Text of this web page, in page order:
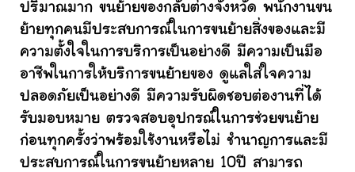
ปริมาณมาก ขนย้ายของกลับต่างจังหวัด พนักงานขน
ย้ายทุกคนมีประสบการณ์ในการขนย้ายสิ่งของและมี
ความตั้งใจในการบริการเป็นอย่างดี มีความเป็นมือ
อาชีพในการให้บริการขนย้ายของ ดูแลใส่ใจความ
ปลอดภัยเป็นอย่างดี มีความรับผิดชอบต่องานที่ได้
รับมอบหมาย ตรวจสอบอุปกรณ์ในการช่วยขนย้าย
ก่อนทุกครั้งว่าพร้อมใช้งานหรือไม่ ชำนาญการและมี
ประสบการณ์ในการขนย้ายหลาย 10ปี สามารถ